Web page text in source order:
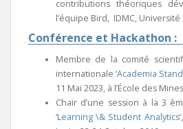
contributions théoriques
l’équipe Bird, IDMC,
Conférence et Hackathon :
Membre de la comité
internationale ‘Academia
11 Mai 2023, à l’École des
Chair d’une session à la 3
‘Learning \& Student Analytics